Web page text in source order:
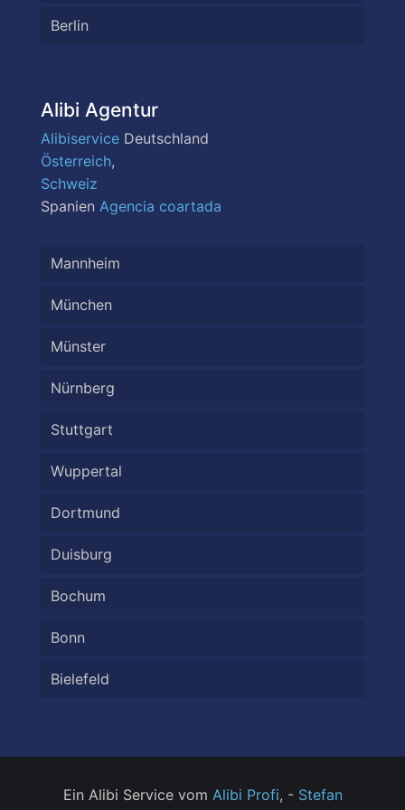
Berlin
Alibi Agentur
Alibiservice Deutschland
Österreich,
Schweiz
Spanien Agencia coartada
Mannheim
München
Münster
Nürnberg
Stuttgart
Wuppertal
Dortmund
Duisburg
Bochum
Bonn
Bielefeld
Ein Alibi Service vom Alibi Profi, - Stefan